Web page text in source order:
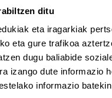
ditu
eta iragarkiak
eta gure trafikoa
dugu baliabide
izango dute informazio
informazio
Egoitza